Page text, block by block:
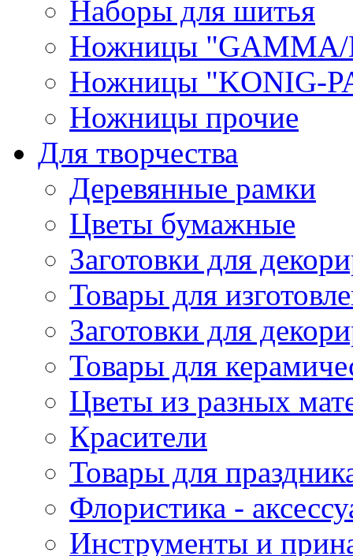
Наборы для шитья
Ножницы "GAMMA/
Ножницы "KONIG-
Ножницы прочие
Для творчества
Деревянные рамки
Цветы бумажные
Заготовки для
Товары для
Заготовки для
Товары для
Цветы из разных
Красители
Товары для
Флористика -
Инструменты и